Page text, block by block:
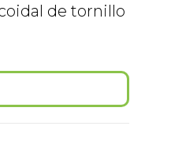
de tornillo